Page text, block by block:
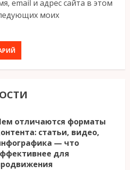
email и адрес сайта в этом
моих
отличаются форматы
статьи, видео,
— что
для